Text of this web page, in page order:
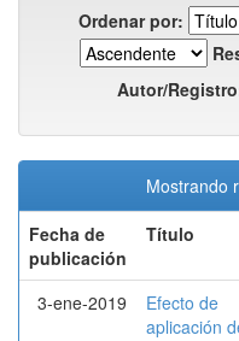
Ordenar por:
Autor/
Mostrando
Fecha de
publicación
Título
3-ene-2019
Efecto de
aplicación